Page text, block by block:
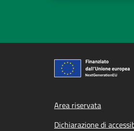
Footer
Area riservata
Dichiarazione di